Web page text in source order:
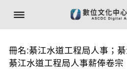
冊名:綦江水道工程局人事；
綦江水道工程局人事薪俸卷宗